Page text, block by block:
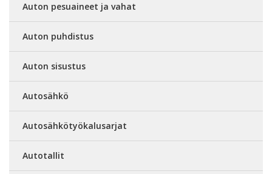
Auton pesuaineet ja vahat
Auton puhdistus
Auton sisustus
Autosähkö
Autosähkötyökalusarjat
Autotallit